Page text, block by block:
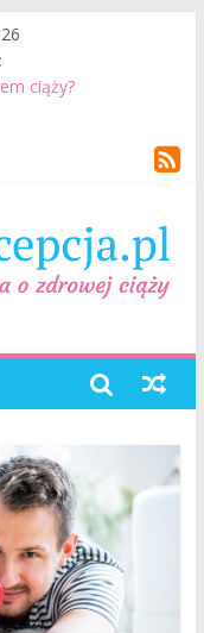
przygotować się do
ciąży?
ciąży? 7 rzeczy, które
je wykonać?
ze